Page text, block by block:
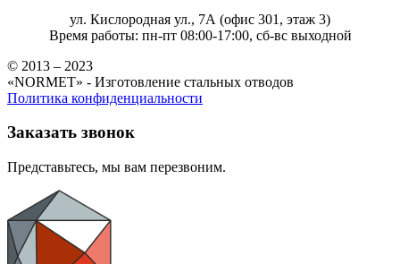
ул. Кислородная ул., 7А (офис 301, этаж 3)
Время работы: пн-пт 08:00-17:00, сб-вс выходной
© 2013 – 2023
«NORMET» - Изготовление стальных отводов
Политика конфиденциальности
Заказать звонок
Представьтесь, мы вам перезвоним.